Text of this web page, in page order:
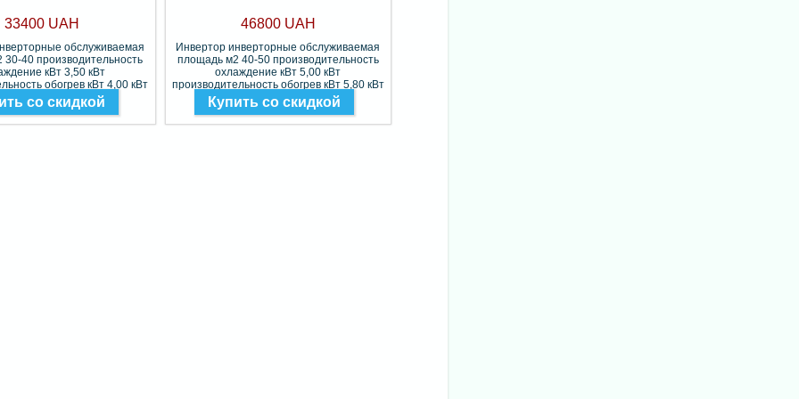
33400 UAH
обслуживаемая
40 производительность
кВт 3,50 кВт
обогрев кВт 4,00 кВт
Фреон R-32
со скидкой
46800 UAH
Инвертор инверторные обслуживаемая
площадь м2 40-50 производительность
охлаждение кВт 5,00 кВт
производительность обогрев кВт 5,80 кВт
Фреон R-32
Купить со скидкой